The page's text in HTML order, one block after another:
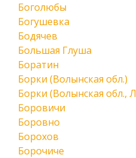
Боголюбы
Богушевка
Бодячев
Большая Глуша
Боратин
Борки (Волынская обл.)
Борки (Волынская обл.,
Боровичи
Боровно
Борохов
Борочиче